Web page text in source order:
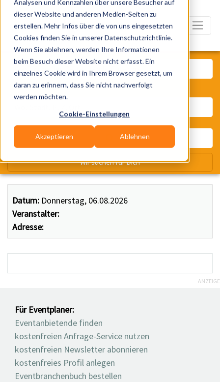
Analysen und Kennzahlen über unsere Besucher auf
dieser Website und anderen Medien-Seiten zu
erstellen. Mehr Infos über die von uns eingesetzten
Cookies finden Sie in unserer Datenschutzrichtlinie.
Wenn Sie ablehnen, werden Ihre Informationen
beim Besuch dieser Website nicht erfasst. Ein
einzelnes Cookie wird in Ihrem Browser gesetzt, um
daran zu erinnern, dass Sie nicht nachverfolgt
werden möchten.
Cookie-Einstellungen
Akzeptieren Ablehnen
Datum: Donnerstag, 06.08.2026
Veranstalter:
Adresse:
Was? Künstler, Zelte, Bands,
Wir suchen für Dich
ANZEIGE
Für Eventplaner:
Eventanbietende finden
kostenfreien Anfrage-Service nutzen
kostenfreien Newsletter abonnieren
kostenfreies Profil anlegen
Eventbranchenbuch bestellen